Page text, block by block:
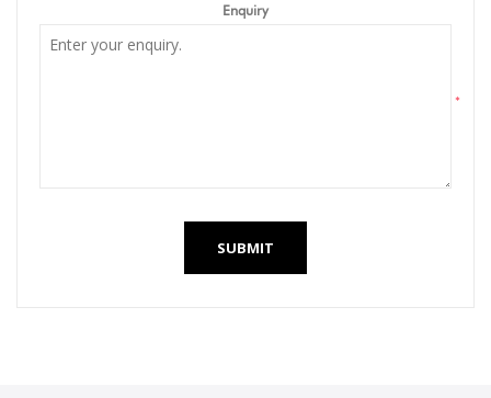
Enquiry
*
SUBMIT